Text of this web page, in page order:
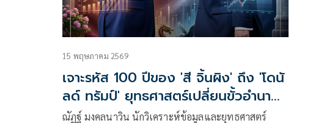
15 พฤษภาคม 2569
เจาะรหัส 100 ปีของ 'สี จิ้นผิง' ถึง 'โดนั
ลด์ ทรัมป์' ยุทธศาสตร์เปลี่ยนขั้วอำนาจ
โลก
ณัฏฐ์ มงคลนาวิน นักวิเคราะห์ข้อมูลและยุทธศาสตร์